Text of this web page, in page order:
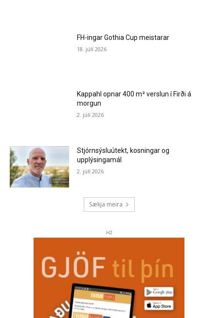
FH-ingar Gothia Cup meistarar
18. júlí 2026
Kappahl opnar 400 m² verslun í Firði á
morgun
2. júlí 2026
Stjórnsýsluútekt, kosningar og
upplýsingamál
2. júlí 2026
Sækja meira
H2